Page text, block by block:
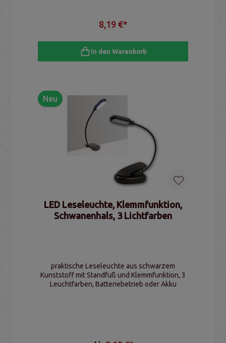
8,19 €*
In den Warenkorb
Neu
LED Leseleuchte, Klemmfunktion,
Schwanenhals, 3 Lichtfarben
praktische Leseleuchte aus schwarzem
Kunststoff mit Standfuß und Klemmfunktion, 3
Leuchtfarben, Batteriebetrieb oder Akku